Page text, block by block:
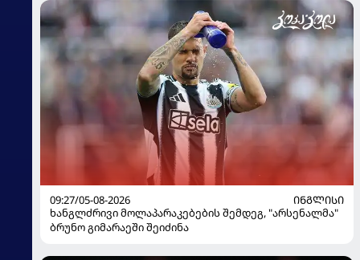
09:27/05-08-2026
ᲘᲜᲒᲚᲘᲡᲘ
ხანგლძრივი მოლაპარაკებების შემდეგ, "არსენალმა"
ბრუნო გიმარაეში შეიძინა